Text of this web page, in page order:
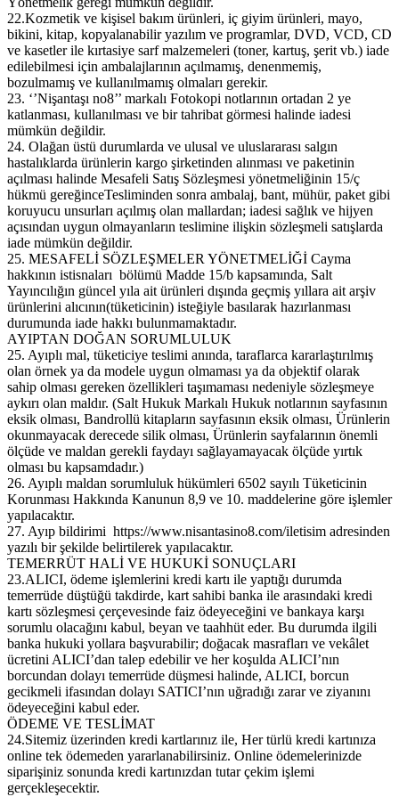
22.Kozmetik ve kişisel bakım ürünleri, iç giyim ürünleri, mayo,
bikini, kitap, kopyalanabilir yazılım ve programlar, DVD, VCD, CD
ve kasetler ile kırtasiye sarf malzemeleri (toner, kartuş, şerit vb.) iade
edilebilmesi için ambalajlarının açılmamış, denenmemiş,
bozulmamış ve kullanılmamış olmaları gerekir.
23. ‘’Nişantaşı no8’’ markalı Fotokopi notlarının ortadan 2 ye
katlanması, kullanılması ve bir tahribat görmesi halinde iadesi
mümkün değildir.
24. Olağan üstü durumlarda ve ulusal ve uluslararası salgın
hastalıklarda ürünlerin kargo şirketinden alınması ve paketinin
açılması halinde Mesafeli Satış Sözleşmesi yönetmeliğinin 15/ç
hükmü gereğinceTesliminden sonra ambalaj, bant, mühür, paket gibi
koruyucu unsurları açılmış olan mallardan; iadesi sağlık ve hijyen
açısından uygun olmayanların teslimine ilişkin sözleşmeli satışlarda
iade mümkün değildir.
25. MESAFELİ SÖZLEŞMELER YÖNETMELİĞİ Cayma
hakkının istisnaları bölümü Madde 15/b kapsamında, Salt
Yayıncılığın güncel yıla ait ürünleri dışında geçmiş yıllara ait arşiv
ürünlerini alıcının(tüketicinin) isteğiyle basılarak hazırlanması
durumunda iade hakkı bulunmamaktadır.
AYIPTAN DOĞAN SORUMLULUK
25. Ayıplı mal, tüketiciye teslimi anında, taraflarca kararlaştırılmış
olan örnek ya da modele uygun olmaması ya da objektif olarak
sahip olması gereken özellikleri taşımaması nedeniyle sözleşmeye
aykırı olan maldır. (Salt Hukuk Markalı Hukuk notlarının sayfasının
eksik olması, Bandrollü kitapların sayfasının eksik olması, Ürünlerin
okunmayacak derecede silik olması, Ürünlerin sayfalarının önemli
ölçüde ve maldan gerekli faydayı sağlayamayacak ölçüde yırtık
olması bu kapsamdadır.)
26. Ayıplı maldan sorumluluk hükümleri 6502 sayılı Tüketicinin
Korunması Hakkında Kanunun 8,9 ve 10. maddelerine göre işlemler
yapılacaktır.
27. Ayıp bildirimi https://www.nisantasino8.com/iletisim adresinden
yazılı bir şekilde belirtilerek yapılacaktır.
TEMERRÜT HALİ VE HUKUKİ SONUÇLARI
23.ALICI, ödeme işlemlerini kredi kartı ile yaptığı durumda
temerrüde düştüğü takdirde, kart sahibi banka ile arasındaki kredi
kartı sözleşmesi çerçevesinde faiz ödeyeceğini ve bankaya karşı
sorumlu olacağını kabul, beyan ve taahhüt eder. Bu durumda ilgili
banka hukuki yollara başvurabilir; doğacak masrafları ve vekâlet
ücretini ALICI’dan talep edebilir ve her koşulda ALICI’nın
borcundan dolayı temerrüde düşmesi halinde, ALICI, borcun
gecikmeli ifasından dolayı SATICI’nın uğradığı zarar ve ziyanını
ödeyeceğini kabul eder.
ÖDEME VE TESLİMAT
24.Sitemiz üzerinden kredi kartlarınız ile, Her türlü kredi kartınıza
online tek ödemeden yararlanabilirsiniz. Online ödemelerinizde
siparişiniz sonunda kredi kartınızdan tutar çekim işlemi
gerçekleşecektir.